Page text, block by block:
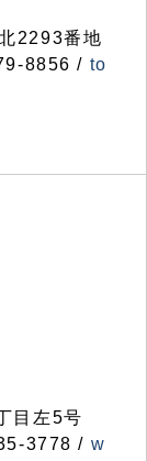
2293番地
8856 / to
目左5号
3778 / w